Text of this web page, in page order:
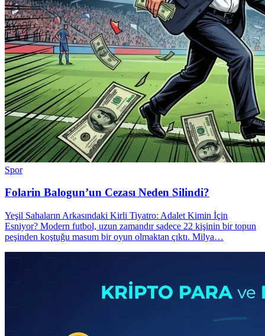
Spor
Folarin Balogun’un Cezası Neden Silindi?
Yeşil Sahaların Arkasındaki Kirli Tiyatro: Adalet Kimin İçin
Esniyor? Modern futbol, uzun zamandır sadece 22 kişinin bir topun
peşinden koştuğu masum bir oyun olmaktan çıktı. Milya…